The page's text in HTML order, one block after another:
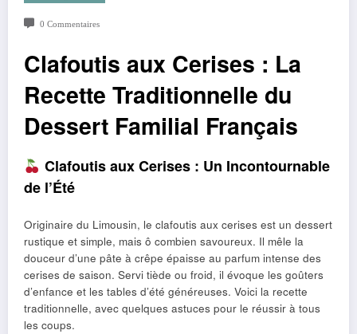
0 Commentaires
Clafoutis aux Cerises : La
Recette Traditionnelle du
Dessert Familial Français
Clafoutis aux Cerises : Un Incontournable
de l’Été
Originaire du Limousin, le clafoutis aux cerises est un dessert
rustique et simple, mais ô combien savoureux. Il mêle la
douceur d’une pâte à crêpe épaisse au parfum intense des
cerises de saison. Servi tiède ou froid, il évoque les goûters
d’enfance et les tables d’été généreuses. Voici la recette
traditionnelle, avec quelques astuces pour le réussir à tous
les coups.